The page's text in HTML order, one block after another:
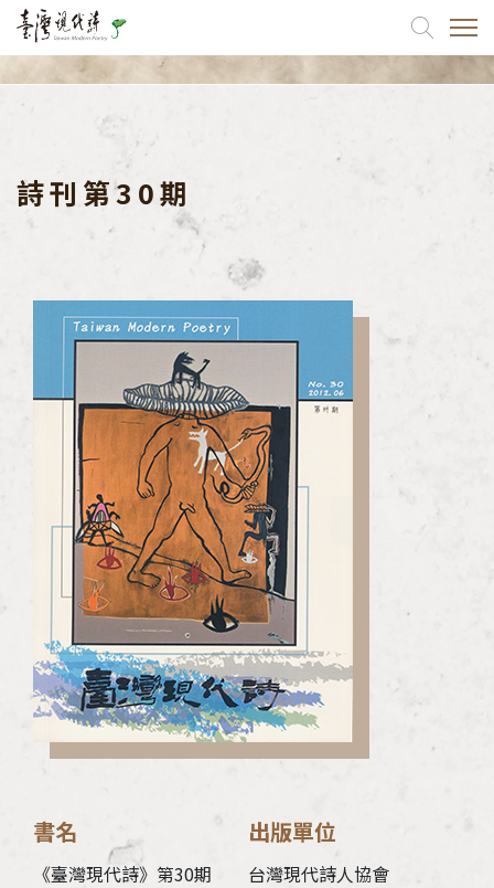
同仁出版品
如何訂閱
最新消息
活動訊息
加入會員
支持我們
徵稿訊息
詩刊第30期
書名
《臺灣現代詩》第30期
出版單位
台灣現代詩人協會